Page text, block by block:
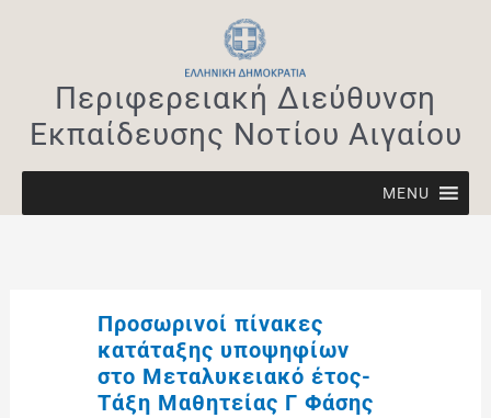
Περιφερειακή Διεύθυνση
Εκπαίδευσης Νοτίου Αιγαίου
MENU
Προσωρινοί πίνακες
κατάταξης υποψηφίων
στο Μεταλυκειακό έτος-
Τάξη Μαθητείας Γ Φάσης